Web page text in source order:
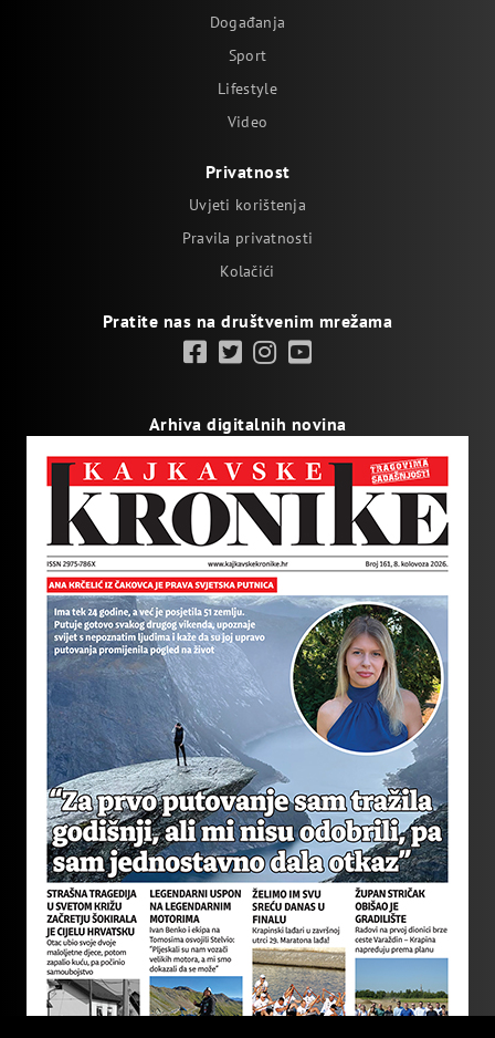
Događanja
Sport
Lifestyle
Video
Privatnost
Uvjeti korištenja
Pravila privatnosti
Kolačići
Pratite nas na društvenim mrežama
Arhiva digitalnih novina